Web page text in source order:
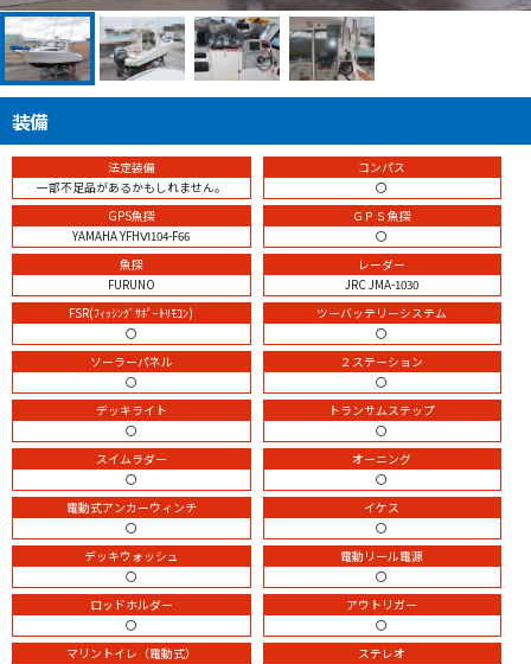
装備
法定装備
一部不足品があるかもしれません。
コンパス
〇
GPS魚探
YAMAHA YFHⅥ104-F66
ＧＰＳ魚探
〇
魚探
FURUNO
レーダー
JRC JMA-1030
FSR(ﾌｨｯｼﾝｸﾞｻﾎﾟｰﾄﾘﾓｺﾝ)
〇
ツーバッテリーシステム
〇
ソーラーパネル
〇
２ステーション
〇
デッキライト
〇
トランサムステップ
〇
スイムラダー
〇
オーニング
〇
電動式アンカーウィンチ
〇
イケス
〇
デッキウォッシュ
〇
電動リール電源
〇
ロッドホルダー
〇
アウトリガー
〇
マリントイレ（電動式）
ステレオ